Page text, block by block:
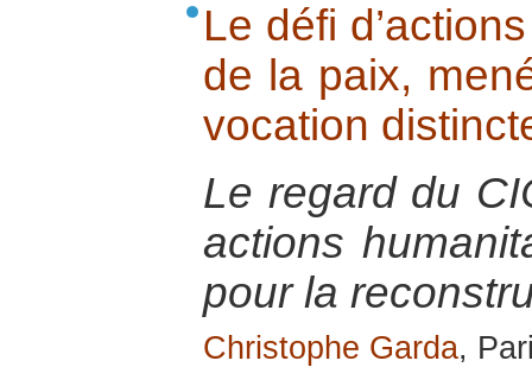
Le défi
de la paix,
vocation
Le regard du
actions
pour la
Christophe Garda,